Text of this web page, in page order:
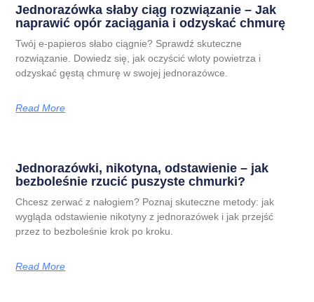
Jednorazówka słaby ciąg rozwiązanie – Jak
naprawić opór zaciągania i odzyskać chmurę
Twój e-papieros słabo ciągnie? Sprawdź skuteczne
rozwiązanie. Dowiedz się, jak oczyścić wloty powietrza i
odzyskać gęstą chmurę w swojej jednorazówce.
Read More
Jednorazówki, nikotyna, odstawienie – jak
bezboleśnie rzucić puszyste chmurki?
Chcesz zerwać z nałogiem? Poznaj skuteczne metody: jak
wygląda odstawienie nikotyny z jednorazówek i jak przejść
przez to bezboleśnie krok po kroku.
Read More